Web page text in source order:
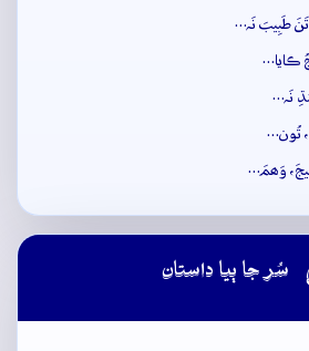
طَبِيبَ نَہ…
ڪايا…
نَہ…
تُون…
وَھمَ…
سُر جا ٻيا داستان